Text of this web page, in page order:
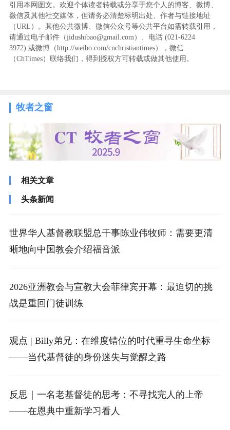
引用本网图文。欢迎个体读者转载或分享于您个人的博客、微博、
微信及其他社交媒体，但请务必清楚标明出处、作者与链接地址
（URL）。其他公共微博、微信公众号等公共平台如需转载引用，
请通过电子邮件（jidushibao@gmail.com）、电话 (021-6224
3972) ‬或微博（http://weibo.com/cnchristiantimes），微信
（ChTimes）联络我们，得到授权方可转载或做其他使用。
牧者之窗
相关文章
头条新闻
世界华人基督教联盟总干事陈业伟牧师：需要更清
晰地向中国教会介绍福音派
2026亚洲教会与宣教大会菲律宾开幕：最迫切的挑
战是重回门徒训练
观点 | Billy弟兄：在维度错位的时代重寻生命坐标
——当代基督徒的身份迷失与觉醒之路
反思｜一名老基督徒的思考：不寻找完人的上帝
——在恩典中重新学习看人